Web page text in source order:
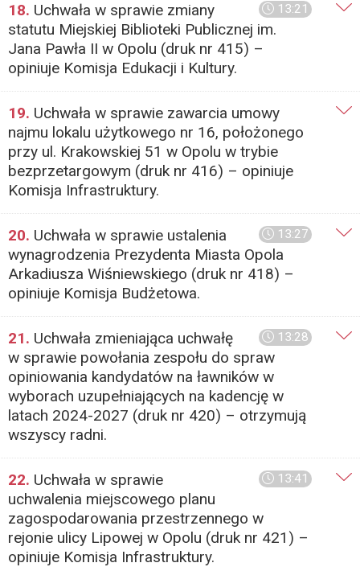
13:21
18. Uchwała w sprawie zmiany
statutu Miejskiej Biblioteki Publicznej im.
Jana Pawła II w Opolu (druk nr 415) –
opiniuje Komisja Edukacji i Kultury.
19. Uchwała w sprawie zawarcia umowy
najmu lokalu użytkowego nr 16, położonego
przy ul. Krakowskiej 51 w Opolu w trybie
bezprzetargowym (druk nr 416) – opiniuje
Komisja Infrastruktury.
13:27
20. Uchwała w sprawie ustalenia
wynagrodzenia Prezydenta Miasta Opola
Arkadiusza Wiśniewskiego (druk nr 418) –
opiniuje Komisja Budżetowa.
13:28
21. Uchwała zmieniająca uchwałę
w sprawie powołania zespołu do spraw
opiniowania kandydatów na ławników w
wyborach uzupełniających na kadencję w
latach 2024-2027 (druk nr 420) – otrzymują
wszyscy radni.
13:41
22. Uchwała w sprawie
uchwalenia miejscowego planu
zagospodarowania przestrzennego w
rejonie ulicy Lipowej w Opolu (druk nr 421) –
opiniuje Komisja Infrastruktury.